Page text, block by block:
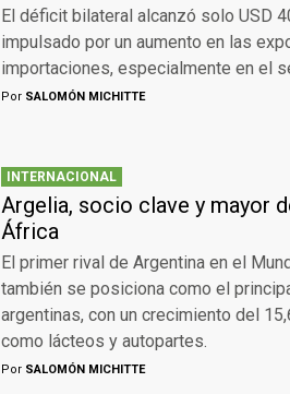
El déficit bilateral alcanzó solo USD
impulsado por un aumento en las
importaciones, especialmente en el
Por SALOMÓN MICHITTE
INTERNACIONAL
Argelia, socio clave y mayor
África
El primer rival de Argentina en el
también se posiciona como el
argentinas, con un crecimiento del
como lácteos y autopartes.
Por SALOMÓN MICHITTE